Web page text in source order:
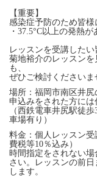
【重要】
感染症予防のため皆様
・37.5°C以上の発熱
レッスンを受講したい
菊地裕介のレッスン
も、
ぜひご検討くださいま
場所：福岡市南区井
申込みをされた方には
（西鉄電車井尻駅徒
車場有り）
料金：個人レッスン
費税等10％込み）
時間指定をされない
さい。レッスンの前
します。